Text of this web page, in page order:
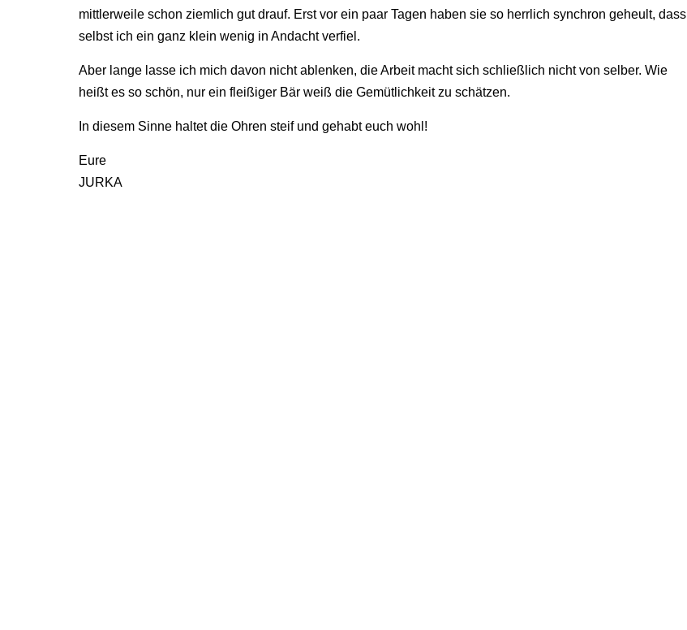
mittlerweile schon ziemlich gut drauf. Erst vor ein paar Tagen haben sie so herrlich synchron geheult, dass
selbst ich ein ganz klein wenig in Andacht verfiel.
Aber lange lasse ich mich davon nicht ablenken, die Arbeit macht sich schließlich nicht von selber. Wie
heißt es so schön, nur ein fleißiger Bär weiß die Gemütlichkeit zu schätzen.
In diesem Sinne haltet die Ohren steif und gehabt euch wohl!
Eure
JURKA